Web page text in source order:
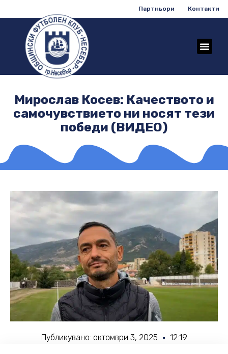
Партньори Контакти
Мирослав Косев: Качеството и
самочувствието ни носят тези
победи (ВИДЕО)
Публикувано: октомври 3, 2025 12:19